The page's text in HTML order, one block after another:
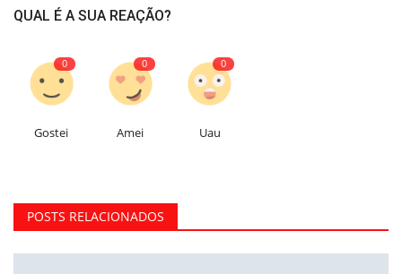
QUAL É A SUA REAÇÃO?
0
Gostei
0
Amei
0
Uau
POSTS RELACIONADOS